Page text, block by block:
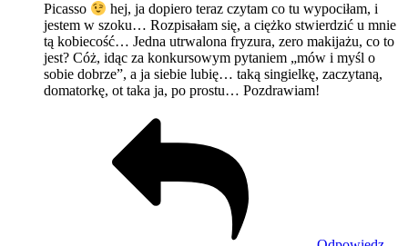
Picasso
hej, ja dopiero teraz czytam co tu wypociłam, i
jestem w szoku… Rozpisałam się, a ciężko stwierdzić u mnie
tą kobiecość… Jedna utrwalona fryzura, zero makijażu, co to
jest? Cóż, idąc za konkursowym pytaniem „mów i myśl o
sobie dobrze”, a ja siebie lubię… taką singielkę, zaczytaną,
domatorkę, ot taka ja, po prostu… Pozdrawiam!